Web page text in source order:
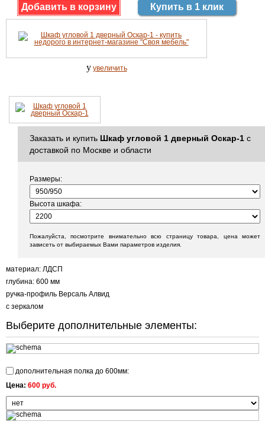
Купить в 1 клик
y увеличить
Заказать и купить Шкаф угловой 1 дверный Оскар-1 с
доставкой по Москве и области
Размеры:
Высота шкафа:
Пожалуйста, посмотрите внимательно всю страницу товара, цена может
зависеть от выбираемых Вами параметров изделия.
материал: ЛДСП
глубина: 600 мм
ручка-профиль Версаль Алвид
с зеркалом
Выберите дополнительные элементы:
дополнительная полка до 600мм:
Цена: 600 руб.